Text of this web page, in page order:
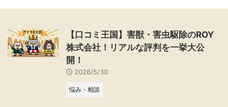
【口コミ王国】害獣・害虫駆除のROY
株式会社！リアルな評判を一挙大公
開！
2026/5/30
悩み・相談